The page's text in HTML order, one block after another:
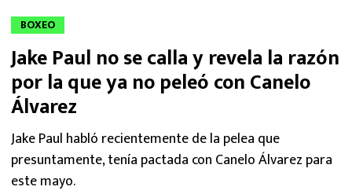
LIGA MX
RAYADOS
PUMAS
ATLANTE
SELECCIÓN MEXICANA
BOXEO
Jake Paul no se calla y revela la razón
por la que ya no peleó con Canelo
Álvarez
Jake Paul habló recientemente de la pelea que
presuntamente, tenía pactada con Canelo Álvarez para
este mayo.